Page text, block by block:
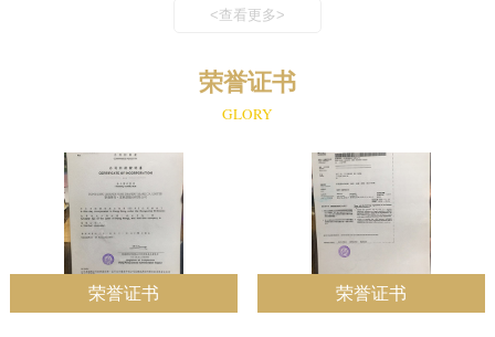
<查看更多>
荣誉证书
GLORY
荣誉证书 荣誉证书